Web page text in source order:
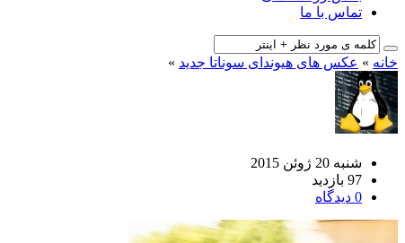
تماس با ما
خانه » عکس های هیوندای سوناتا جدید »
شنبه 20 ژوئن 2015
97 بازدید
0 دیدگاه